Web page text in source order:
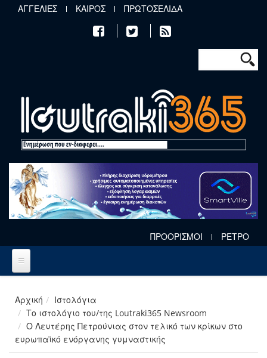
Παράκαμψη προς το κυρίως περιεχόμενο
ΑΓΓΕΛΙΕΣ ΚΑΙΡΟΣ ΠΡΩΤΟΣΕΛΙΔΑ
Φόρμα
Αναζήτηση
ΠΡΟΟΡΙΣΜΟΙ ΡΕΤΡΟ
Αρχική
Ιστολόγια
Το ιστολόγιο του/της Loutraki365 Newsroom
Ο Λευτέρης Πετρούνιας στον τελικό των κρίκων στο
ευρωπαϊκό ενόργανης γυμναστικής